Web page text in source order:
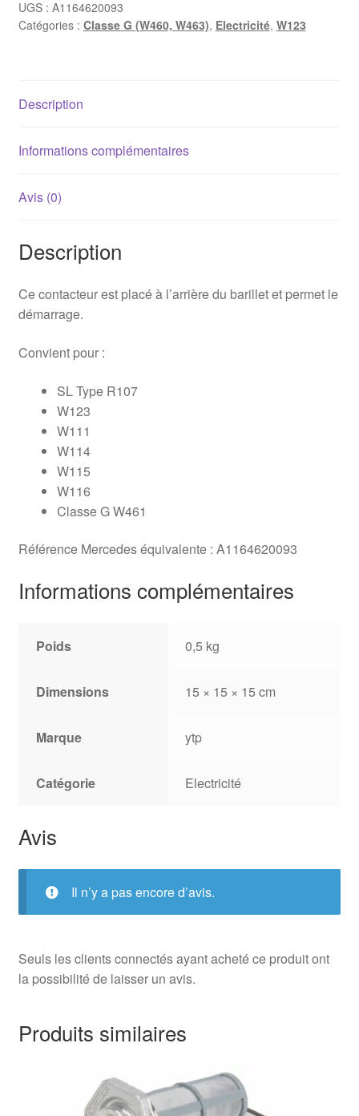
neiman
Mercedes
/
(A1164620093)
UGS : A1164620093
Catégories : Classe G (W460, W463), Electricité, W123
Description
Informations complémentaires
Avis (0)
Description
Ce contacteur est placé à l’arrière du barillet et permet le
démarrage.
Convient pour :
SL Type R107
W123
W111
W114
W115
W116
Classe G W461
Référence Mercedes équivalente : A1164620093
Informations complémentaires
Poids 0,5 kg
Dimensions 15 × 15 × 15 cm
Marque ytp
Catégorie Electricité
Avis
Il n’y a pas encore d’avis.
Seuls les clients connectés ayant acheté ce produit ont
la possibilité de laisser un avis.
Produits similaires